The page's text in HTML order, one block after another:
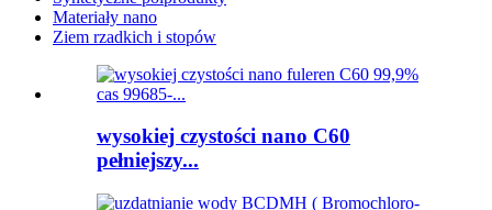
Materiały nano
Ziem rzadkich i stopów
wysokiej czystości nano C60
pełniejszy...